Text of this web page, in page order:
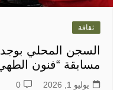
ثقافة
السجن المحلي
مسابقة “فنون
يوليو 1, 2026 0